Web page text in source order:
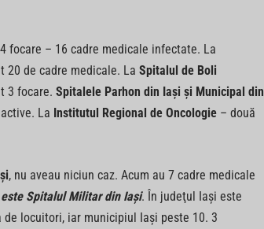
focare – 16 cadre medicale infectate. La
20 de cadre medicale. La Spitalul de Boli
3 focare. Spitalele Parhon din Iaşi şi Municipal din
La Institutul Regional de Oncologie– două
, nu aveau niciun caz. Acum au 7 cadre medicale
Spitalul Militar din Iaşi. În judeţul Iaşi este
locuitori, iar municipiul Iaşi peste 10. 3